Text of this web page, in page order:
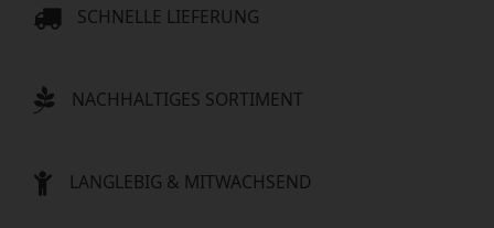
SCHNELLE LIEFERUNG
NACHHALTIGES SORTIMENT
LANGLEBIG & MITWACHSEND